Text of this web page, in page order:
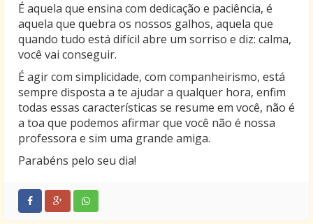
É aquela que ensina com dedicação e paciência, é
aquela que quebra os nossos galhos, aquela que
quando tudo está difícil abre um sorriso e diz: calma,
você vai conseguir.
É agir com simplicidade, com companheirismo, está
sempre disposta a te ajudar a qualquer hora, enfim
todas essas características se resume em você, não é
a toa que podemos afirmar que você não é nossa
professora e sim uma grande amiga.
Parabéns pelo seu dia!